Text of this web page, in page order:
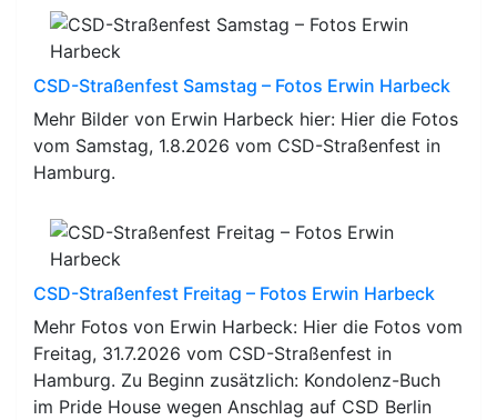
CSD-Straßenfest Samstag – Fotos Erwin Harbeck
Mehr Bilder von Erwin Harbeck hier: Hier die Fotos
vom Samstag, 1.8.2026 vom CSD-Straßenfest in
Hamburg.
CSD-Straßenfest Freitag – Fotos Erwin Harbeck
Mehr Fotos von Erwin Harbeck: Hier die Fotos vom
Freitag, 31.7.2026 vom CSD-Straßenfest in
Hamburg. Zu Beginn zusätzlich: Kondolenz-Buch
im Pride House wegen Anschlag auf CSD Berlin